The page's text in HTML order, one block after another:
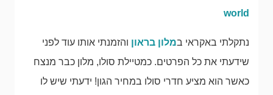
world
נתקלתי באקראי במלון בראון והזמנתי אותו עוד לפני
שידעתי את כל הפרטים. כמטיילת סולו, מלון כבר מנצח
כאשר הוא מציע חדרי סולו במחיר הגון! ידעתי שיש לו